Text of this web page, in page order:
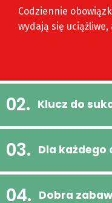
Codziennie
wydają się
Klucz do
Dla każdego
Dobra